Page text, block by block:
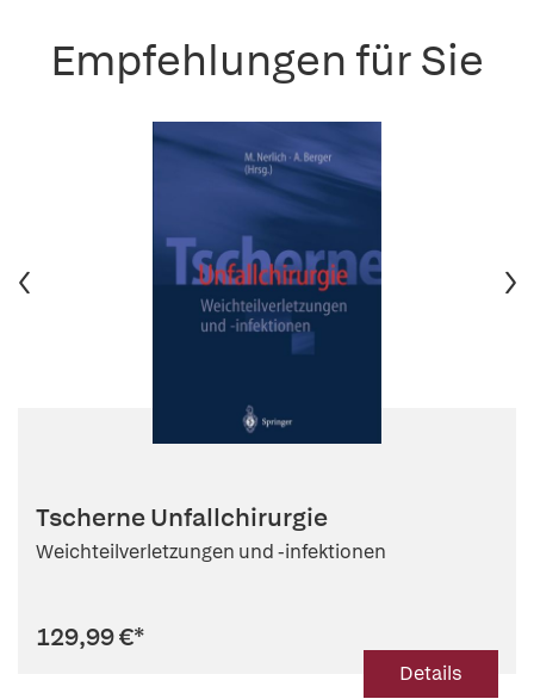
Empfehlungen für Sie
Tscherne Unfallchirurgie
Weichteilverletzungen und -infektionen
129,99 €*
Details